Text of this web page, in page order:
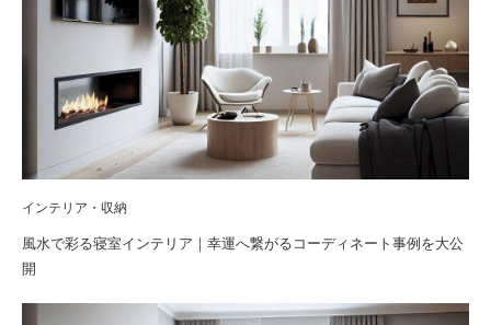
インテリア・収納
風水で彩る寝室インテリア｜幸運へ繋がるコーディネート事例を大公
開